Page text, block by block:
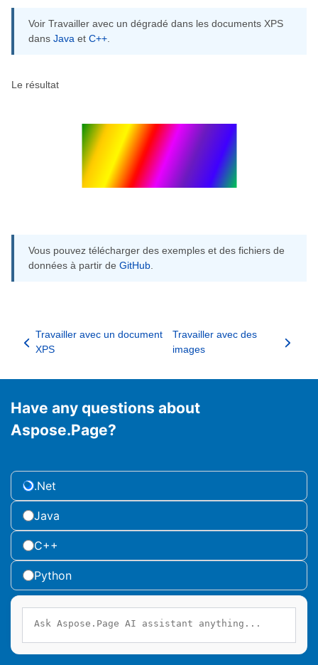
Voir Travailler avec un dégradé dans les documents XPS
dans Java et C++.
Le résultat
Vous pouvez télécharger des exemples et des fichiers de
données à partir de GitHub.
Travailler avec un document
XPS
Travailler avec des
images
Have any questions about
Aspose.Page?
.Net
Java
C++
Python